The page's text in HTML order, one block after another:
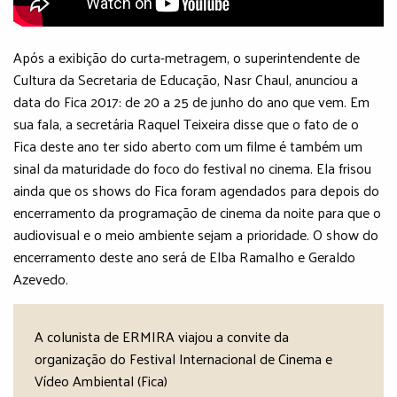
Após a exibição do curta-metragem, o superintendente de
Cultura da Secretaria de Educação, Nasr Chaul, anunciou a
data do Fica 2017: de 20 a 25 de junho do ano que vem. Em
sua fala, a secretária Raquel Teixeira disse que o fato de o
Fica deste ano ter sido aberto com um filme é também um
sinal da maturidade do foco do festival no cinema. Ela frisou
ainda que os shows do Fica foram agendados para depois do
encerramento da programação de cinema da noite para que o
audiovisual e o meio ambiente sejam a prioridade. O show do
encerramento deste ano será de Elba Ramalho e Geraldo
Azevedo.
A colunista de ERMIRA viajou a convite da
organização do Festival Internacional de Cinema e
Vídeo Ambiental (Fica)